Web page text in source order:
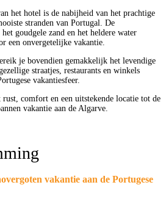
het hotel is de nabijheid van het prachtige
stranden van Portugal. De
goudgele zand en het heldere water
een onvergetelijke vakantie.
je bovendien gemakkelijk het levendige
straatjes, restaurants en winkels
vakantiesfeer.
comfort en een uitstekende locatie tot de
vakantie aan de Algarve.
vakantie aan de Portugese